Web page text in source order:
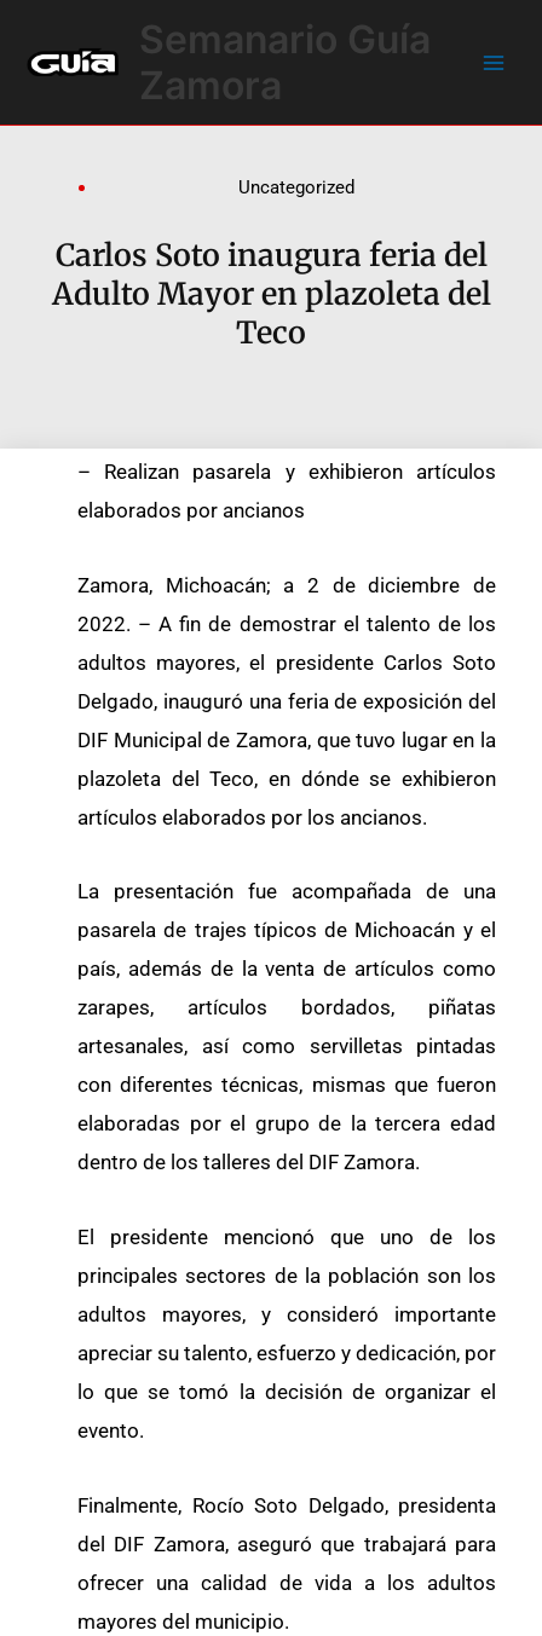
contenido
Semanario Guía
Zamora
Uncategorized
Carlos Soto inaugura feria del
Adulto Mayor en plazoleta del
Teco
– Realizan pasarela y exhibieron artículos
elaborados por ancianos
Zamora, Michoacán; a 2 de diciembre de
2022. – A fin de demostrar el talento de los
adultos mayores, el presidente Carlos Soto
Delgado, inauguró una feria de exposición del
DIF Municipal de Zamora, que tuvo lugar en la
plazoleta del Teco, en dónde se exhibieron
artículos elaborados por los ancianos.
La presentación fue acompañada de una
pasarela de trajes típicos de Michoacán y el
país, además de la venta de artículos como
zarapes, artículos bordados, piñatas
artesanales, así como servilletas pintadas
con diferentes técnicas, mismas que fueron
elaboradas por el grupo de la tercera edad
dentro de los talleres del DIF Zamora.
El presidente mencionó que uno de los
principales sectores de la población son los
adultos mayores, y consideró importante
apreciar su talento, esfuerzo y dedicación, por
lo que se tomó la decisión de organizar el
evento.
Finalmente, Rocío Soto Delgado, presidenta
del DIF Zamora, aseguró que trabajará para
ofrecer una calidad de vida a los adultos
mayores del municipio.